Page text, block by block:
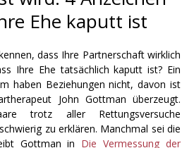
Ehe kaputt ist
dass Ihre Partnerschaft wirklich
Ihre Ehe tatsächlich kaputt ist? Ein
haben Beziehungen nicht, davon ist
John Gottman überzeugt.
trotz aller Rettungsversuche
zu erklären. Manchmal sei die
Gottman in Die Vermessung der